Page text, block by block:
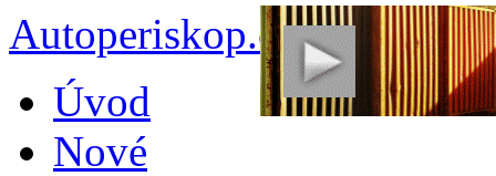
Autoperiskop.cz –
obsahu
webu
Úvod
Nové